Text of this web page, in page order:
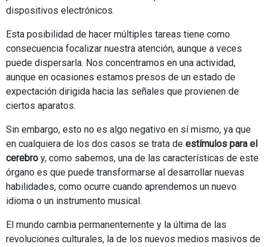
dispositivos electrónicos.
Esta posibilidad de hacer múltiples tareas tiene como
consecuencia focalizar nuestra atención, aunque a veces
puede dispersarla. Nos concentramos en una actividad,
aunque en ocasiones estamos presos de un estado de
expectación dirigida hacia las señales que provienen de
ciertos aparatos.
Sin embargo, esto no es algo negativo en sí mismo, ya que
en cualquiera de los dos casos se trata de estímulos para el
cerebro y, como sabemos, una de las características de este
órgano es que puede transformarse al desarrollar nuevas
habilidades, como ocurre cuando aprendemos un nuevo
idioma o un instrumento musical.
El mundo cambia permanentemente y la última de las
revoluciones culturales, la de los nuevos medios masivos de